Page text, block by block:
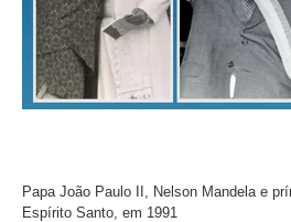
Papa João Paulo II, Nelson Mandela e
Espírito Santo, em 1991